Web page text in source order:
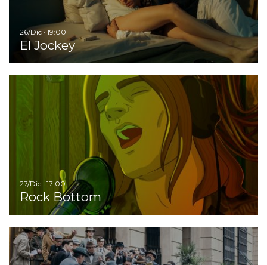
26/Dic · 19:00
El Jockey
27/Dic · 17:00
Rock Bottom